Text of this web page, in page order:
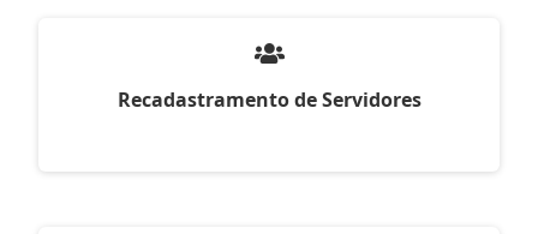
Recadastramento de Servidores